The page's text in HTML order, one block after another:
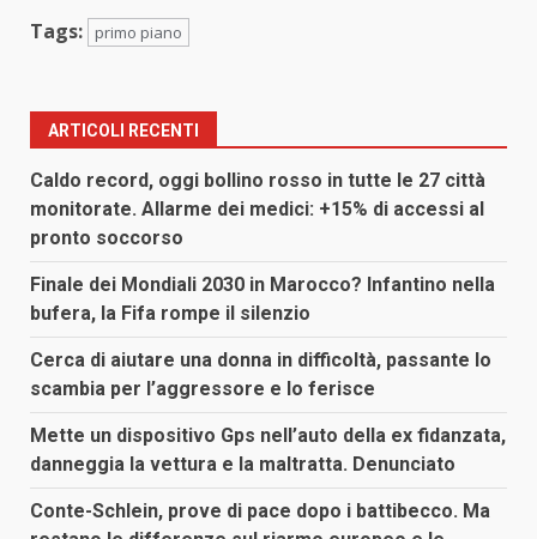
Tags: primo piano
ARTICOLI RECENTI
Caldo record, oggi bollino rosso in tutte le 27 città
monitorate. Allarme dei medici: +15% di accessi al
pronto soccorso
Finale dei Mondiali 2030 in Marocco? Infantino nella
bufera, la Fifa rompe il silenzio
Cerca di aiutare una donna in difficoltà, passante lo
scambia per l’aggressore e lo ferisce
Mette un dispositivo Gps nell’auto della ex fidanzata,
danneggia la vettura e la maltratta. Denunciato
Conte-Schlein, prove di pace dopo i battibecco. Ma